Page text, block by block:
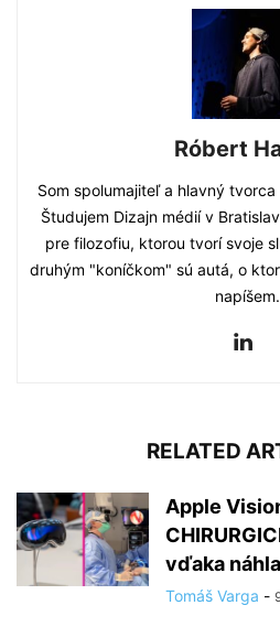
Róbert
Som spolumajiteľ a hlavný
Študujem Dizajn médií v
pre filozofiu, ktorou tvorí svoje
druhým "koníčkom" sú autá, o
napíšem.
RELATED
Apple
vďaka
Tomáš Varga -